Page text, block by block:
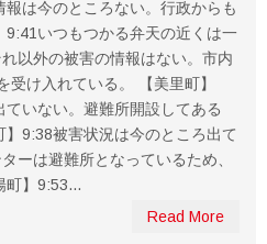
は今のところない。行政からも
9:41いつもつかる弁天の近くは一
以外の被害の情報はない。市内
け入れている。 【美里町】
いない。避難所開設してある
9:38被害状況は今のところ出て
ーは避難所となっているため、
町】9:53...
Read More